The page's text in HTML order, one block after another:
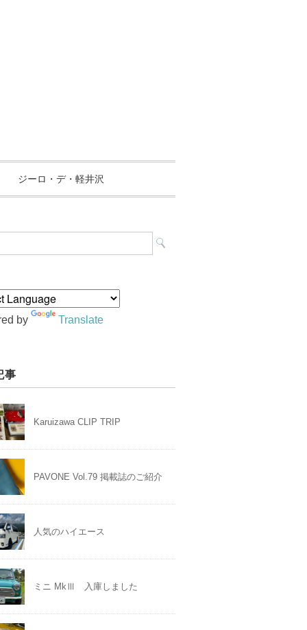
ジーロ・デ・軽井沢
by Translate
事
Karuizawa CLIP TRIP
PAVONE Vol.79 掲載誌のご紹介
人気のハイエース
ミニ MkⅢ 入庫しました